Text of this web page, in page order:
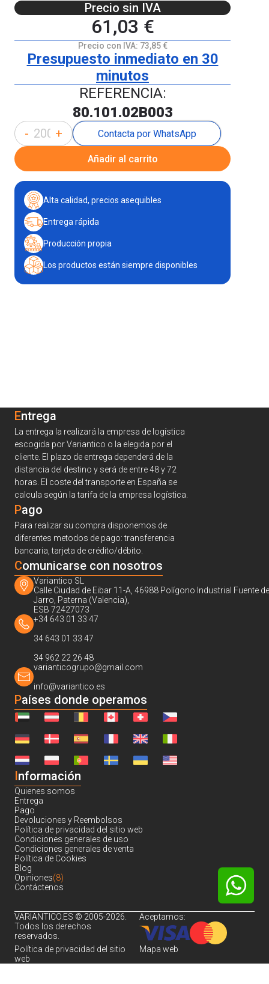
Precio sin IVA
61,03 €
Precio con IVA: 73,85 €
Presupuesto inmediato en 30
minutos
REFERENCIA:
80.101.02B003
- + Contacta por WhatsApp
Añadir al carrito
Alta calidad, precios asequibles
Entrega rápida
Producción propia
Los productos están siempre disponibles
Entrega
La entrega la realizará la empresa de logística
escogida por Variantico o la elegida por el
cliente. El plazo de entrega dependerá de la
distancia del destino y será de entre 48 y 72
horas. El coste del transporte en España se
calcula según la tarifa de la empresa logística.
Pago
Para realizar su compra disponemos de
diferentes metodos de pago: transferencia
bancaria, tarjeta de crédito/débito.
Comunicarse con nosotros
Variantico SL
Calle Ciudad de Eibar 11-A, 46988 Polígono Industrial Fuente
Jarro, Paterna (Valencia),
ESB 72427073
+34 643 01 33 47
34 643 01 33 47
34 962 22 26 48
varianticogrupo@gmail.com
info@variantico.es
Países donde operamos
Información
Quienes somos
Entrega
Pago
Devoluciones y Reembolsos
Política de privacidad del sitio web
Condiciones generales de uso
Condiciones generales de venta
Política de Cookies
Blog
Opiniones(8)
Contáctenos
VARIANTICO.ES © 2005-2026.
Todos los derechos
reservados.
Aceptamos:
Política de privacidad del sitio
web
Mapa web